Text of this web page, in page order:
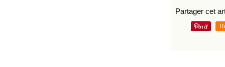
Partager cet